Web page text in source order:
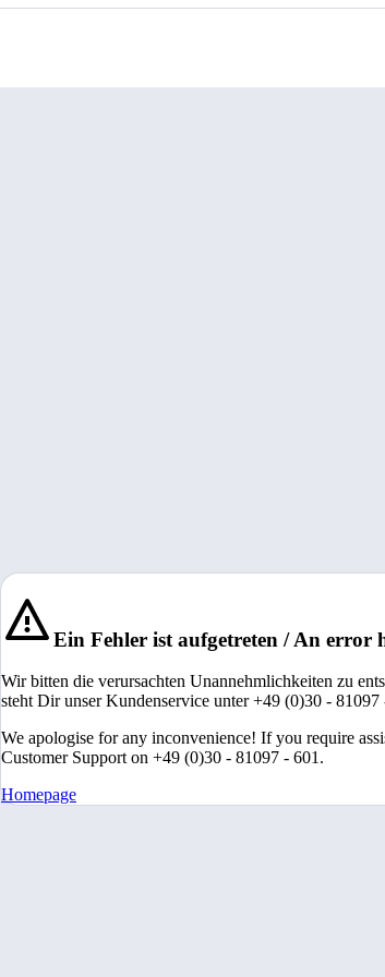
Ein Fehler ist aufgetreten / An error
Wir bitten die verursachten Unannehmlichkeiten zu
steht Dir unser Kundenservice unter +49 (0)30 -
We apologise for any inconvenience! If you require
Customer Support on +49 (0)30 - 81097 - 601.
Homepage